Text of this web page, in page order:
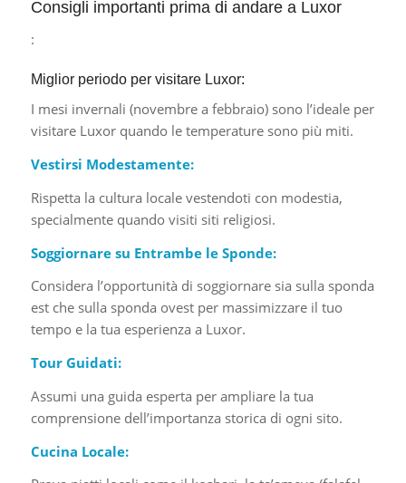
Consigli importanti prima di andare a Luxor
:
Miglior periodo per visitare Luxor:
I mesi invernali (novembre a febbraio) sono l’ideale per
visitare Luxor quando le temperature sono più miti.
Vestirsi Modestamente:
Rispetta la cultura locale vestendoti con modestia,
specialmente quando visiti siti religiosi.
Soggiornare su Entrambe le Sponde:
Considera l’opportunità di soggiornare sia sulla sponda
est che sulla sponda ovest per massimizzare il tuo
tempo e la tua esperienza a Luxor.
Tour Guidati:
Assumi una guida esperta per ampliare la tua
comprensione dell’importanza storica di ogni sito.
Cucina Locale: